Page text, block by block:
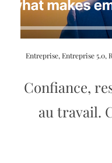
Entreprise,Entreprise 5.0,
Confiance,
au travail.